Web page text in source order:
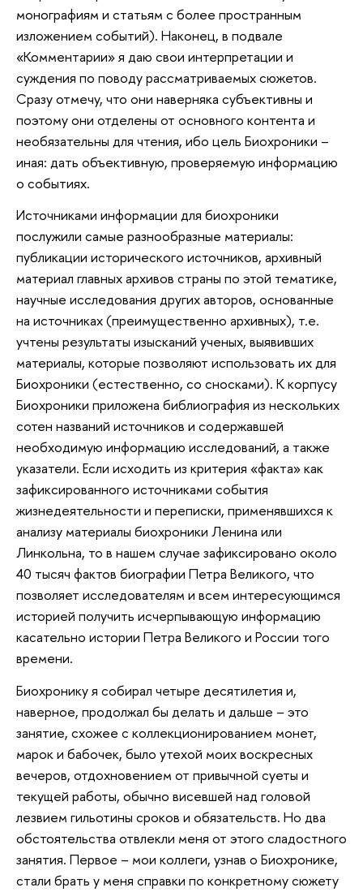
монографиям и статьям с более пространным
изложением событий). Наконец, в подвале
«Комментарии» я даю свои интерпретации и
суждения по поводу рассматриваемых сюжетов.
Сразу отмечу, что они наверняка субъективны и
поэтому они отделены от основного контента и
необязательны для чтения, ибо цель Биохроники –
иная: дать объективную, проверяемую информацию
о событиях.
Источниками информации для биохроники
послужили самые разнообразные материалы:
публикации исторического источников, архивный
материал главных архивов страны по этой тематике,
научные исследования других авторов, основанные
на источниках (преимущественно архивных), т.е.
учтены результаты изысканий ученых, выявивших
материалы, которые позволяют использовать их для
Биохроники (естественно, со сносками). К корпусу
Биохроники приложена библиография из нескольких
сотен названий источников и содержавшей
необходимую информацию исследований, а также
указатели. Если исходить из критерия «факта» как
зафиксированного источниками события
жизнедеятельности и переписки, применявшихся к
анализу материалы биохроники Ленина или
Линкольна, то в нашем случае зафиксировано около
40 тысяч фактов биографии Петра Великого, что
позволяет исследователям и всем интересующимся
историей получить исчерпывающую информацию
касательно истории Петра Великого и России того
времени.
Биохронику я собирал четыре десятилетия и,
наверное, продолжал бы делать и дальше – это
занятие, схожее с коллекционированием монет,
марок и бабочек, было утехой моих воскресных
вечеров, отдохновением от привычной суеты и
текущей работы, обычно висевшей над головой
лезвием гильотины сроков и обязательств. Но два
обстоятельства отвлекли меня от этого сладостного
занятия. Первое – мои коллеги, узнав о Биохронике,
стали брать у меня справки по конкретному сюжету